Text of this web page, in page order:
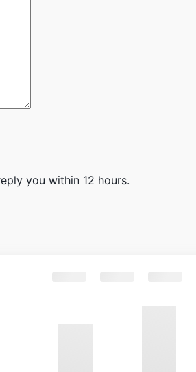
you within 12 hours.